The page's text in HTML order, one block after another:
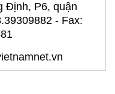
Định, P6, quận
- Fax: